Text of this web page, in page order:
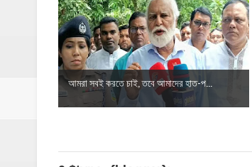
‎পানি সম্পদ মন্ত্রণালয়ের
‎ইসলামপুরে ‘জুলাই
ইসলামপুরে ১০ শয্যা
আমরা সবই করতে চাই, তবে আমাদের হাত-প...